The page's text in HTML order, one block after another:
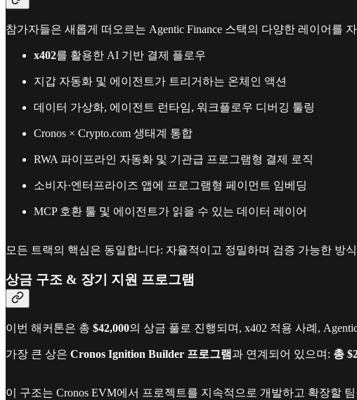
참가자들은 새롭게 떠오르는 Agentic Finance 스택의 다양한 레이어를
x402를 활용한 AI 기반 결제 플로우
지갑 자동화 및 에이전트가 트리거하는 온체인 액션
데이터 가상화, 에이전트 런타임, 워크플로우 디버깅 툴링
Cronos × Crypto.com 생태계 통합
RWA 파이프라인 자동화 및 기관급 프로그램형 결제 로직
소비자·엔터프라이즈 앱에 프로그램형 페이먼트 임베딩
MCP 호환 툴 및 에이전트가 읽을 수 있는 데이터 레이어
모든 트랙의 핵심은 동일합니다: 자율적이고 정밀하며 검증 가능한 방
상금 구조 & 장기 지원 프로그램
이번 해커톤은 총 $42,000의 상금 풀로 진행되며, x402 적용 사례,
가장 큰 상은 Cronos Ignition Builder 프로그램과 연계되어 있으며: 총
이 구조는 Cronos EVM에서 프로젝트를 지속적으로 개발하고 확장할